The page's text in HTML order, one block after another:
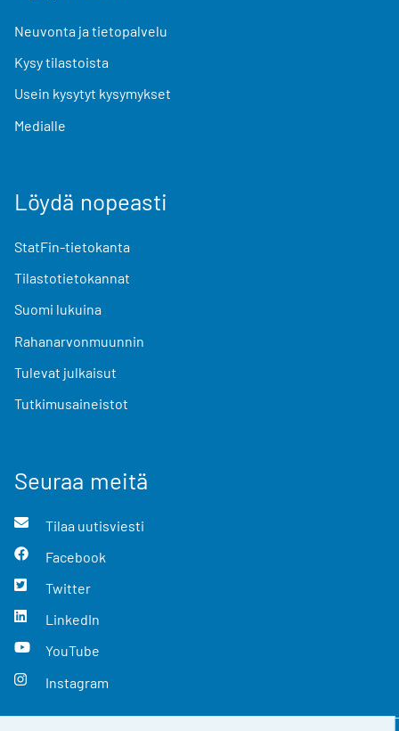
Neuvonta ja tietopalvelu
Kysy tilastoista
Usein kysytyt kysymykset
Medialle
Löydä nopeasti
StatFin-tietokanta
Tilastotietokannat
Suomi lukuina
Rahanarvonmuunnin
Tulevat julkaisut
Tutkimusaineistot
Seuraa meitä
Tilaa uutisviesti
Facebook
Twitter
LinkedIn
YouTube
Instagram